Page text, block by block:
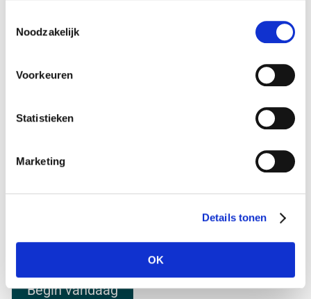
Noodzakelijk
Voorkeuren
Statistieken
Marketing
Details tonen
OK
Hello world!
juni 2018
Login
Vermeldingen feed
WordPress.org
Begin vandaag